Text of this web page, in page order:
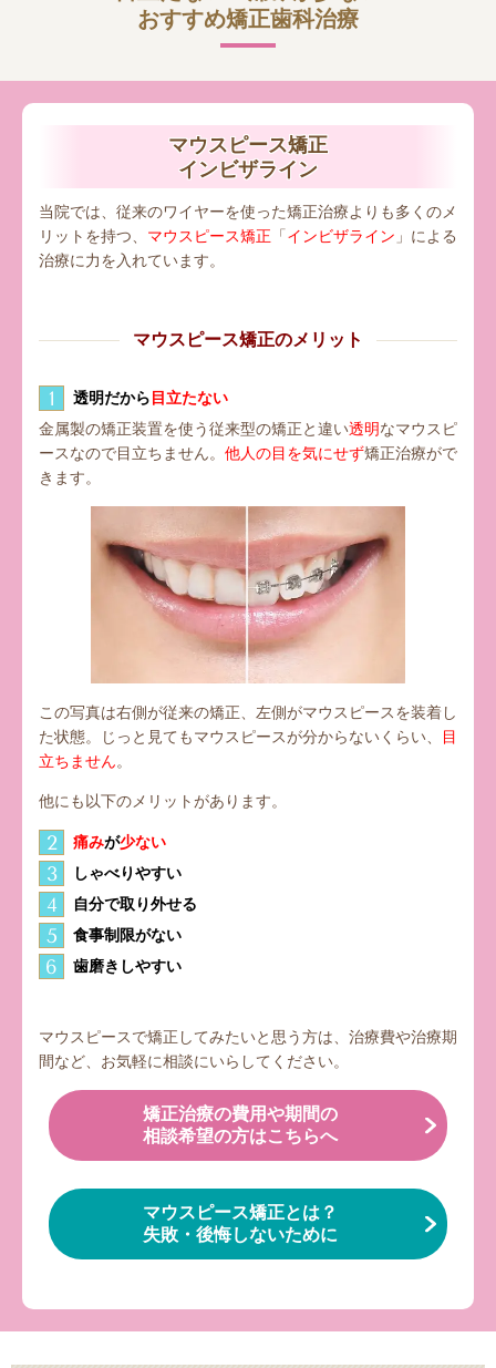
おすすめ矯正歯科治療
マウスピース矯正
インビザライン
当院では、従来のワイヤーを使った矯正治療よりも多くのメ
リットを持つ
マウスピース矯正 「インビザライン 」による
治療に力を入れています。
マウスピース矯正のメリット
1 透明だから 目立たない
金属製の矯正装置を使う従来型の矯正と違い透明なマウスピ
ースなので目立ちません。 他人の目を気にせず矯正治療がで
きます。
この写真は右側が従来の矯正、左側がマウスピースを装着し
た状態。じっと見てもマウスピースが分からないくらい、
目
立ちません。
他にも以下のメリットがあります。
2 痛みが少ない
3 しゃべりやすい
4 自分で取り外せる
5 食事制限がない
6 歯磨きしやすい
マウスピースで矯正してみたいと思う方は、治療費や治療期
間など、お気軽に相談にいらしてください。
矯正治療の費用や期間の
相談希望の方はこちらへ
マウスピース矯正とは？
失敗・後悔しないために